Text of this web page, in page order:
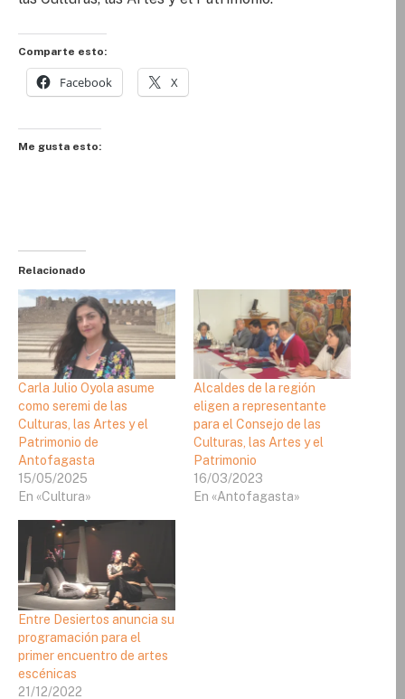
Comparte esto:
Facebook X
Me gusta esto:
Relacionado
Carla Julio Oyola asume
como seremi de las
Culturas, las Artes y el
Patrimonio de
Antofagasta
15/05/2025
En «Cultura»
Alcaldes de la región
eligen a representante
para el Consejo de las
Culturas, las Artes y el
Patrimonio
16/03/2023
En «Antofagasta»
Entre Desiertos anuncia su
programación para el
primer encuentro de artes
escénicas
21/12/2022